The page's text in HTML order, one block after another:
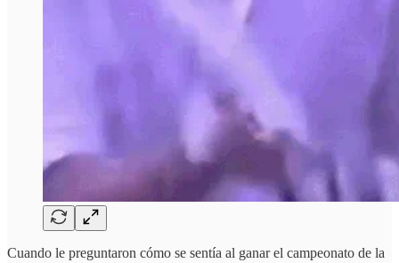
Cuando le preguntaron cómo se sentía al ganar el campeonato de la